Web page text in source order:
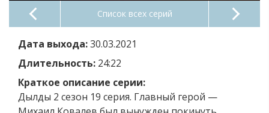
Список всех серий
Дата выхода:30.03.2021
Длительность: 24:22
Краткое описание серии:
Дылды 2 сезон 19 серия. Главный герой —